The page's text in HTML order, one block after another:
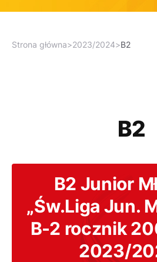
Strona główna>2023/2024>B2
B2
B2 Junior
„Św.Liga Jun.
B-2 rocznik
2023/